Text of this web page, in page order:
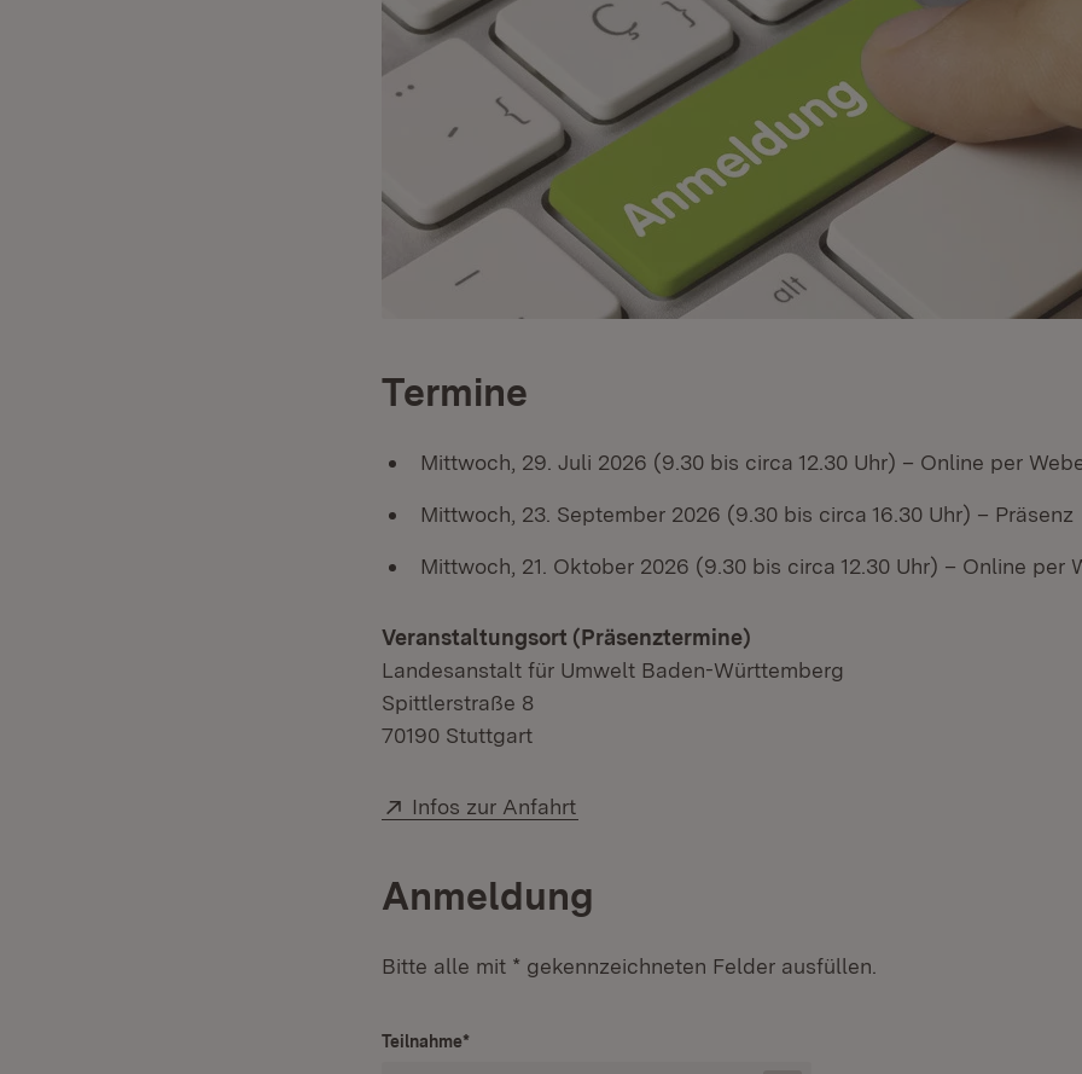
Termine
Mittwoch, 29. Juli 2026 (9.30 bis circa 12.30 Uhr) – Online per
Mittwoch, 23. September 2026 (9.30 bis circa 16.30 Uhr) – Präsenz
Mittwoch, 21. Oktober 2026 (9.30 bis circa 12.30 Uhr) – Online per
Veranstaltungsort (Präsenztermine)
Landesanstalt für Umwelt Baden-Württemberg
Spittlerstraße 8
70190 Stuttgart
Extern:
Infos zur Anfahrt
Anmeldung
Bitte alle mit * gekennzeichneten Felder ausfüllen.
Teilnahme*